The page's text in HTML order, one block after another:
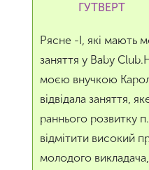
ГУТВЕРТ
Рясне -I, які мають
заняття у Baby
моєю внучкою
відвідала заняття,
раннього розвитку
відмітити високий
молодого викладача,